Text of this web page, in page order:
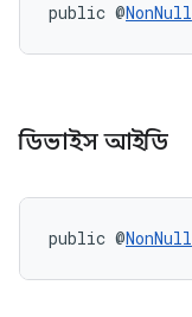
public @NonNull
ডিভাইস আইডি
public @NonNull